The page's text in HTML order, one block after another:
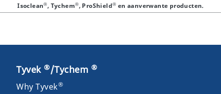
Isoclean®, Tychem®, ProShield® en aanverwante producten.
Tyvek ®/Tychem ®
Why Tyvek®